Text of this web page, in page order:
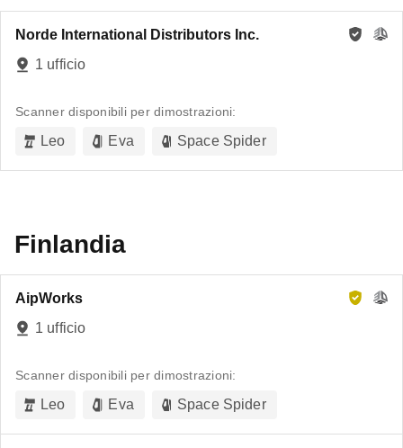
Norde International Distributors Inc.
1 ufficio
Scanner disponibili per dimostrazioni:
Leo Eva Space Spider
Finlandia
AipWorks
1 ufficio
Scanner disponibili per dimostrazioni:
Leo Eva Space Spider